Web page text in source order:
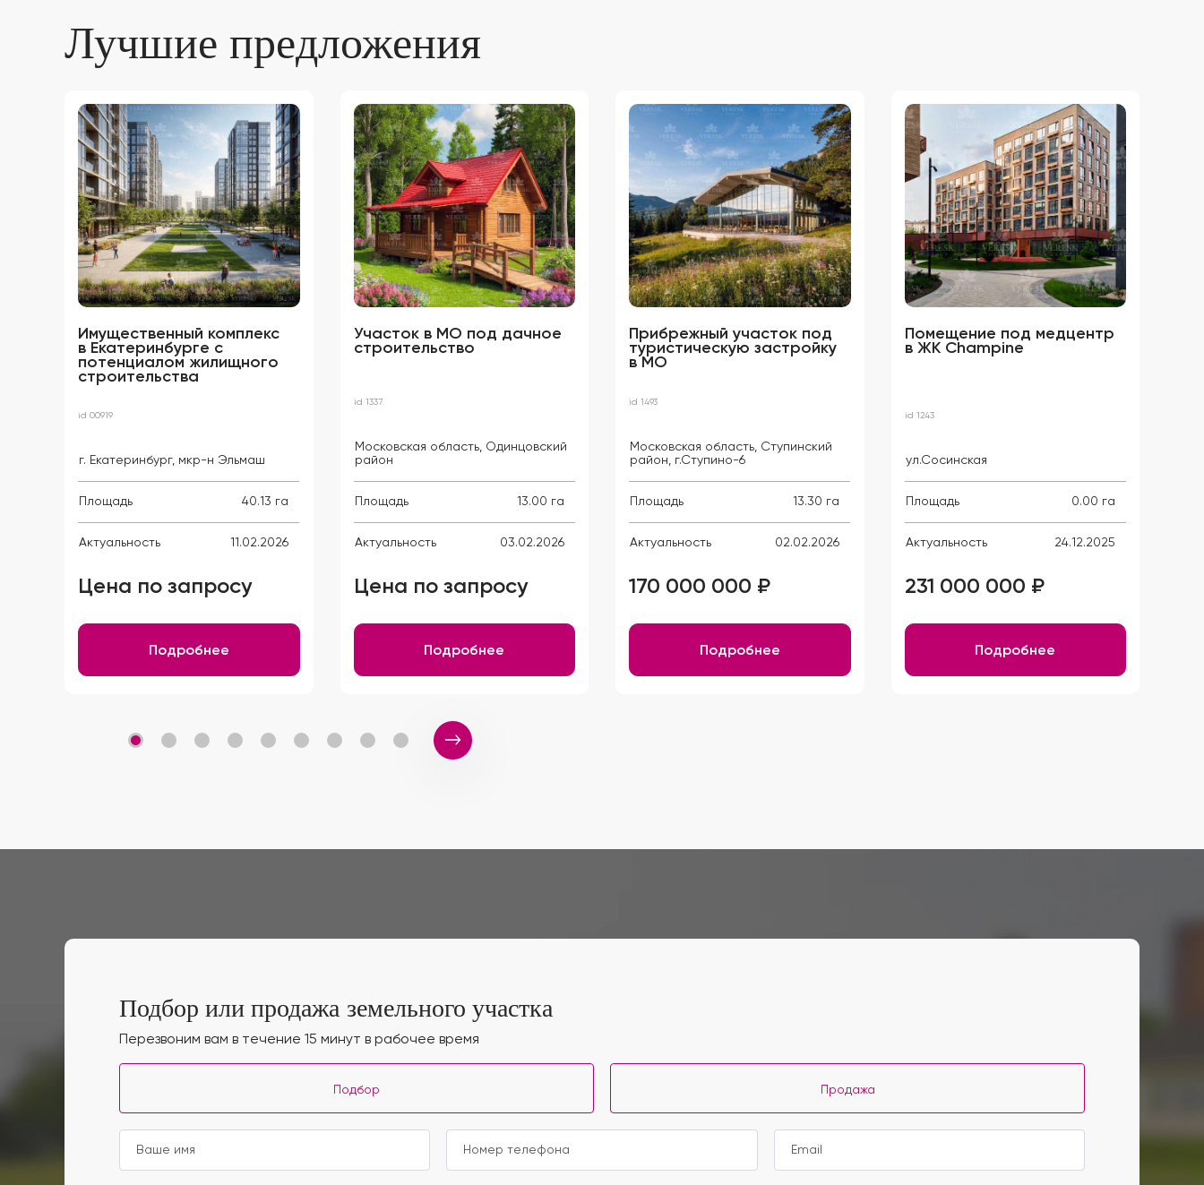
Лучшие предложения
Имущественный комплекс
в Екатеринбурге с
потенциалом жилищного
строительства
id 00919
г. Екатеринбург, мкр-н Эльмаш
Площадь 40.13 га
Актуальность 11.02.2026
Цена по запросу
Подробнее
Участок в МО под дачное
строительство
id 1337
Московская область, Одинцовский
район
Площадь 13.00 га
Актуальность 03.02.2026
Цена по запросу
Подробнее
Прибрежный участок под
туристическую застройку
в МО
id 1493
Московская область, Ступинский
район, г.Ступино-6
Площадь 13.30 га
Актуальность 02.02.2026
170 000 000 ₽
Подробнее
Помещение под медцентр
в ЖК Сhampine
id 1243
ул.Сосинская
Площадь 0.00 га
Актуальность 24.12.2025
231 000 000 ₽
Подробнее
Подбор или продажа земельного участка
Перезвоним вам в течение 15 минут в рабочее время
Подбор Продажа